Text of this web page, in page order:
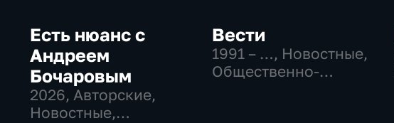
Есть нюанс с
Андреем
Бочаровым
2026, Авторские,
Новостные,
Вести
1991 – …, Новостные,
Общественно-